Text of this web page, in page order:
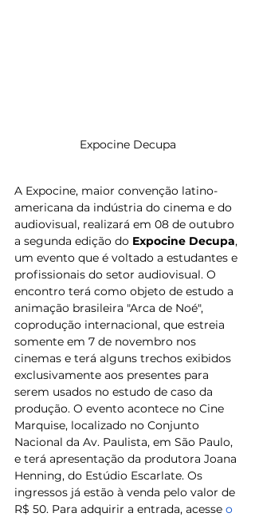
Expocine Decupa
A Expocine, maior convenção latino-
americana da indústria do cinema e do
audiovisual, realizará em 08 de outubro
a segunda edição do Expocine Decupa,
um evento que é voltado a estudantes e
profissionais do setor audiovisual. O
encontro terá como objeto de estudo a
animação brasileira "Arca de Noé",
coprodução internacional, que estreia
somente em 7 de novembro nos
cinemas e terá alguns trechos exibidos
exclusivamente aos presentes para
serem usados no estudo de caso da
produção. O evento acontece no Cine
Marquise, localizado no Conjunto
Nacional da Av. Paulista, em São Paulo,
e terá apresentação da produtora Joana
Henning, do Estúdio Escarlate. Os
ingressos já estão à venda pelo valor de
R$ 50. Para adquirir a entrada, acesse o